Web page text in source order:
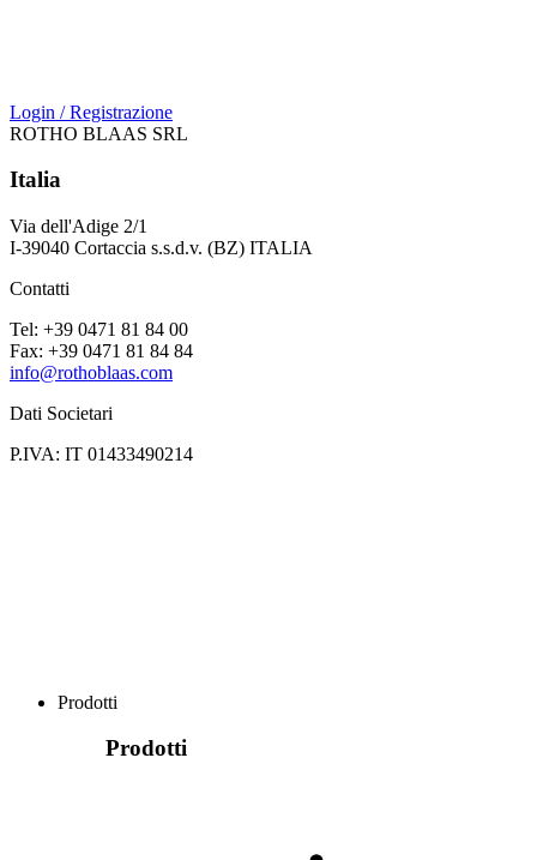
Login / Registrazione
ROTHO BLAAS SRL
Italia
Via dell'Adige 2/1
I-39040 Cortaccia s.s.d.v. (BZ) ITALIA
Contatti
Tel: +39 0471 81 84 00
Fax: +39 0471 81 84 84
info@rothoblaas.com
Dati Societari
P.IVA: IT 01433490214
Prodotti
Prodotti